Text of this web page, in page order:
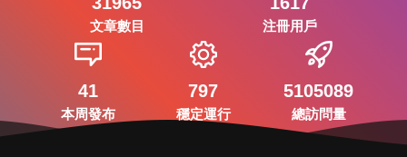
文章數目 注冊用戶
41
本周發布
797
穩定運行
5105089
總訪問量